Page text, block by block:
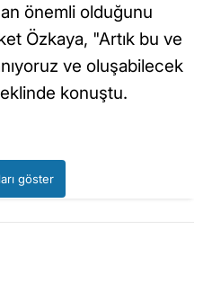
önemli olduğunu
Özkaya, "Artık bu ve
ve oluşabilecek
konuştu.
göster